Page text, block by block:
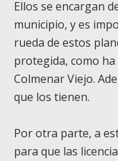
Ellos se encargan
municipio, y es
rueda de estos
protegida, como ha
Colmenar Viejo.
que los tienen.
Por otra parte, a
para que las